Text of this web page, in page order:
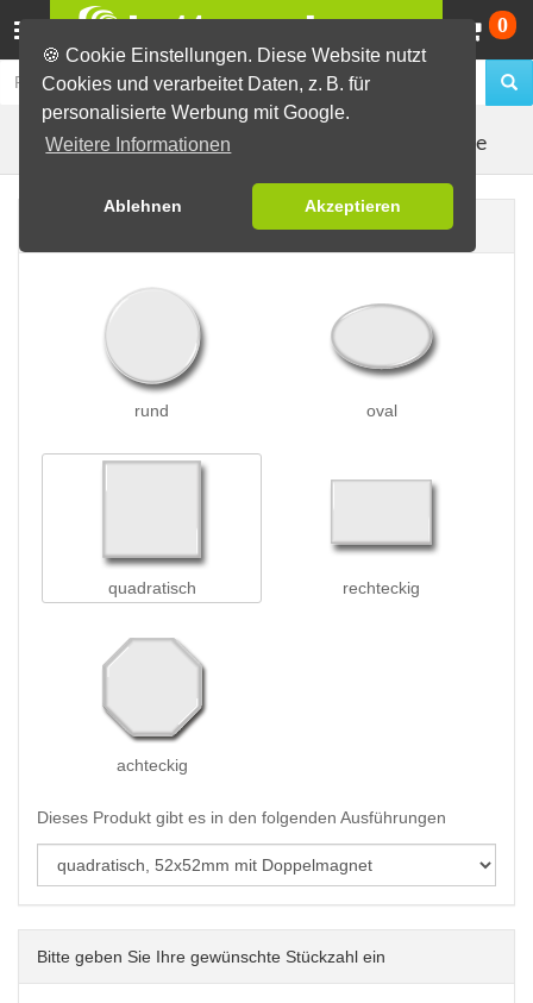
🍪 Cookie Einstellungen. Diese Website nutzt
Cookies und verarbeitet Daten, z. B. für
personalisierte Werbung mit Google.
Weitere Informationen
Ablehnen Akzeptieren
0
Buttons erstellen Magnetbuttons Kleidungsmagnete
rund oval
quadratisch rechteckig
achteckig
Dieses Produkt gibt es in den folgenden Ausführungen
Bitte geben Sie Ihre gewünschte Stückzahl ein